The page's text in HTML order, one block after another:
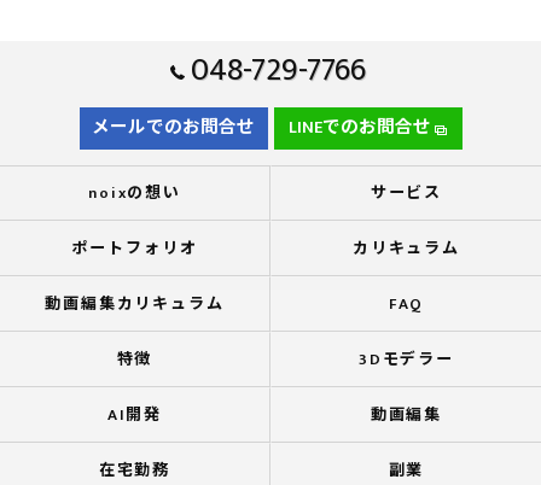
048-729-7766
メールでのお問合せ LINEでのお問合せ
noixの想い サービス
ポートフォリオ カリキュラム
動画編集カリキュラム FAQ
特徴 3Dモデラー
AI開発 動画編集
在宅勤務 副業